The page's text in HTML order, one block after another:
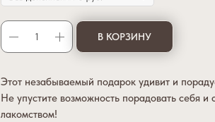
В КОРЗИНУ
Этот незабываемый подарок удивит и
Не упустите возможность порадовать себя и
лакомством!